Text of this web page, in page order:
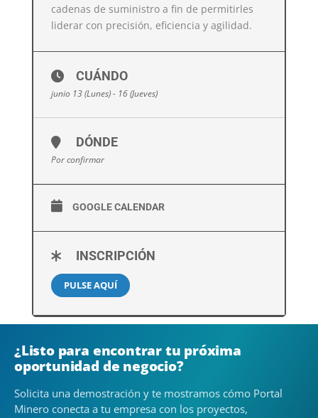
cadenas de suministro a fin de permitirles
liderar con precisión, eficiencia y agilidad.
CUÁNDO
junio 13 (Lunes) - 16 (Jueves)
DÓNDE
Por confirmar
GOOGLE CALENDAR
INSCRIPCIÓN
PULSE AQUÍ
¿Listo para encontrar tu próxima
oportunidad de negocio?
Solicita una demostración y te mostramos cómo Portal
Minero conecta a tu empresa con los proyectos,